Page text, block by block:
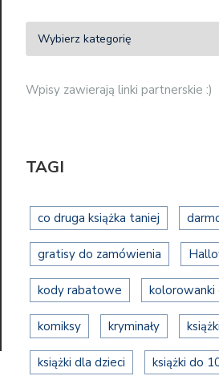
Wpisy zawierają linki partnerskie :)
TAGI
co druga książka taniej
gratisy do zamówienia
kody rabatowe kolorowanki
komiksy kryminały
książki dla dzieci książki do